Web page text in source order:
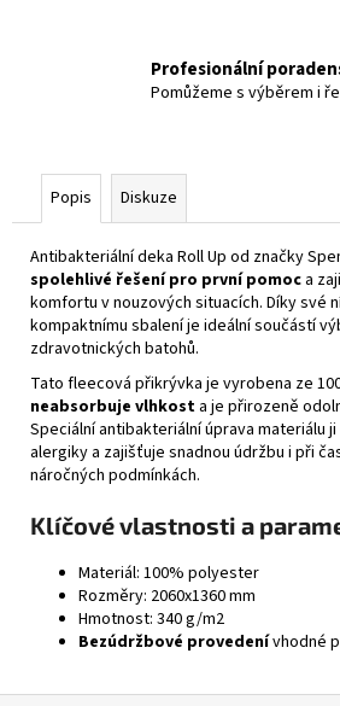
Profesionální
Pomůžeme s výběrem i
Popis Diskuze
Antibakteriální deka Roll Up od značky
spolehlivé řešení pro první pomoc a
komfortu v nouzových situacích. Díky své
kompaktnímu sbalení je ideální součástí
zdravotnických batohů.
Tato fleecová přikrývka je vyrobena ze
neabsorbuje vlhkost a je přirozeně
Speciální antibakteriální úprava materiálu
alergiky a zajišťuje snadnou údržbu i při
náročných podmínkách.
Klíčové vlastnosti a
Materiál: 100% polyester
Rozměry: 2060x1360 mm
Hmotnost: 340 g/m2
Bezúdržbové provedenívhodné